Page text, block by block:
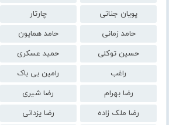
پویان جناتی
چارتار
حامد زمانی
حامد همایون
حسین توکلی
حمید عسکری
راغب
رامین بی باک
رضا بهرام
رضا شیری
رضا ملک زاده
رضا یزدانی